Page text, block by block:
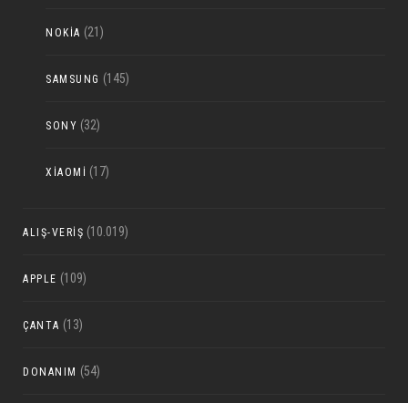
NOKIA (21)
SAMSUNG (145)
SONY (32)
XIAOMI (17)
ALIŞ-VERIŞ (10.019)
APPLE (109)
ÇANTA (13)
DONANIM (54)